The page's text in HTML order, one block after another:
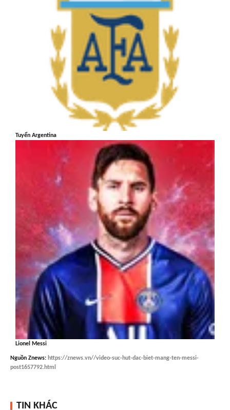
Tuyển Argentina
Lionel Messi
Nguồn Znews: https://znews.vn//video-suc-hut-dac-biet-mang-ten-messi-
post1657792.html
TIN KHÁC